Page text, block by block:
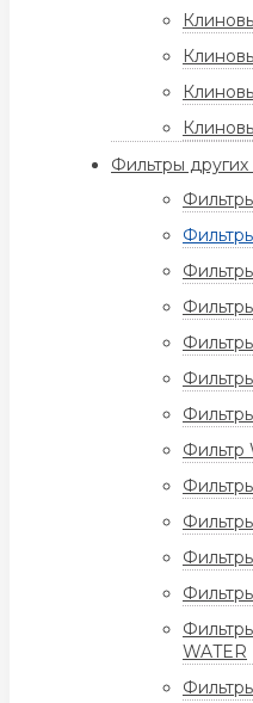
Фильтры
Фильтр
WATER